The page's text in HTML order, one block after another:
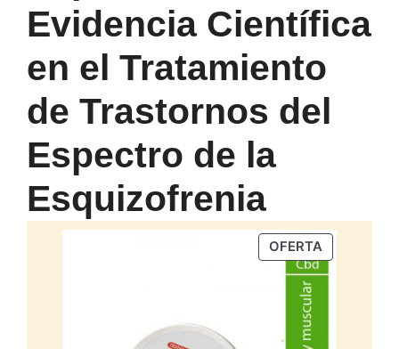
Evidencia Científica
en el Tratamiento
de Trastornos del
Espectro de la
Esquizofrenia
OFERTAPRODUCTO
EN